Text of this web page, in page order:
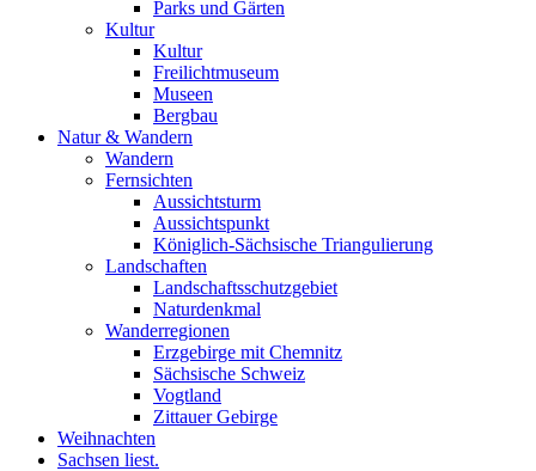
Parks und Gärten
Kultur
Kultur
Freilichtmuseum
Museen
Bergbau
Natur & Wandern
Wandern
Fernsichten
Aussichtsturm
Aussichtspunkt
Königlich-Sächsische Triangulierung
Landschaften
Landschaftsschutzgebiet
Naturdenkmal
Wanderregionen
Erzgebirge mit Chemnitz
Sächsische Schweiz
Vogtland
Zittauer Gebirge
Weihnachten
Sachsen liest.